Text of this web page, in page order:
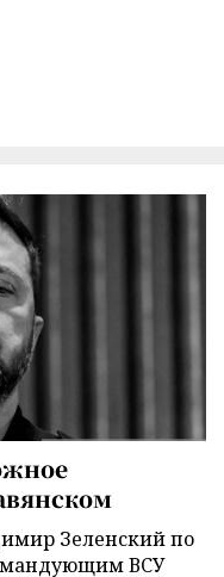
Зеленский по
ВСУ